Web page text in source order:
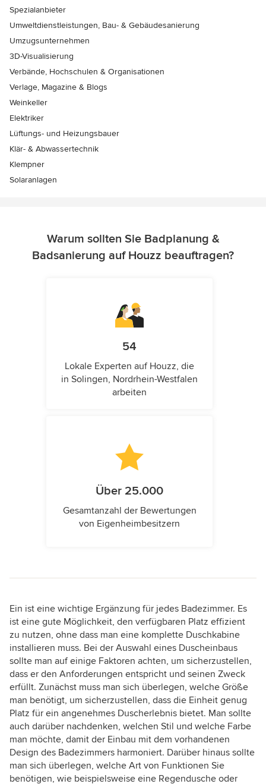
Spezialanbieter
Umweltdienstleistungen, Bau- & Gebäudesanierung
Umzugsunternehmen
3D-Visualisierung
Verbände, Hochschulen & Organisationen
Verlage, Magazine & Blogs
Weinkeller
Elektriker
Lüftungs- und Heizungsbauer
Klär- & Abwassertechnik
Klempner
Solaranlagen
Warum sollten Sie Badplanung &
Badsanierung auf Houzz beauftragen?
54
Lokale Experten auf Houzz, die
in Solingen, Nordrhein-Westfalen
arbeiten
Über 25.000
Gesamtanzahl der Bewertungen
von Eigenheimbesitzern
Ein ist eine wichtige Ergänzung für jedes Badezimmer. Es
ist eine gute Möglichkeit, den verfügbaren Platz effizient
zu nutzen, ohne dass man eine komplette Duschkabine
installieren muss. Bei der Auswahl eines Duscheinbaus
sollte man auf einige Faktoren achten, um sicherzustellen,
dass er den Anforderungen entspricht und seinen Zweck
erfüllt. Zunächst muss man sich überlegen, welche Größe
man benötigt, um sicherzustellen, dass die Einheit genug
Platz für ein angenehmes Duscherlebnis bietet. Man sollte
auch darüber nachdenken, welchen Stil und welche Farbe
man möchte, damit der Einbau mit dem vorhandenen
Design des Badezimmers harmoniert. Darüber hinaus sollte
man sich überlegen, welche Art von Funktionen Sie
benötigen, wie beispielsweise eine Regendusche oder